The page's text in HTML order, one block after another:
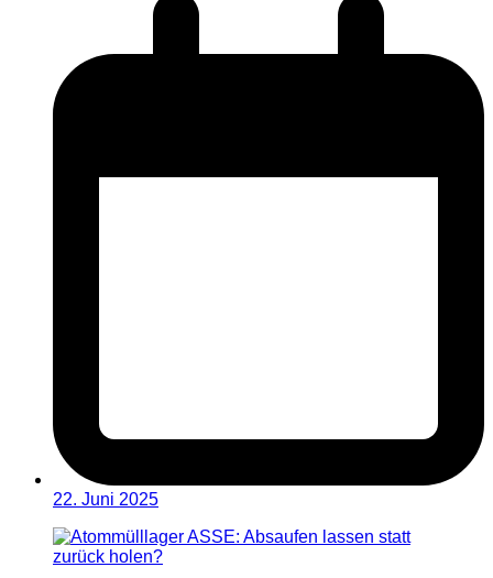
22. Juni 2025